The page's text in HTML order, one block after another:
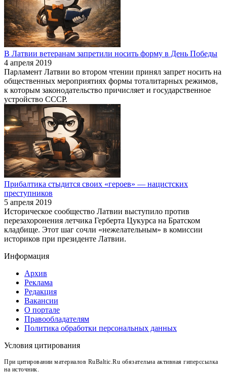
В Латвии ветеранам запретили носить форму в День Победы
4 апреля 2019
Парламент Латвии во втором чтении принял запрет носить на
общественных мероприятиях формы тоталитарных режимов,
к которым законодательство причисляет и государственное
устройство СССР.
Прибалтика стыдится своих «героев» — нацистских
преступников
5 апреля 2019
Историческое сообщество Латвии выступило против
перезахоронения летчика Герберта Цукурса на Братском
кладбище. Этот шаг сочли «нежелательным» в комиссии
историков при президенте Латвии.
Информация
Архив
Реклама
Редакция
Вакансии
О портале
Правообладателям
Политика обработки персональных данных
Условия цитирования
При цитировании материалов RuBaltic.Ru обязательна активная гиперссылка
на источник.